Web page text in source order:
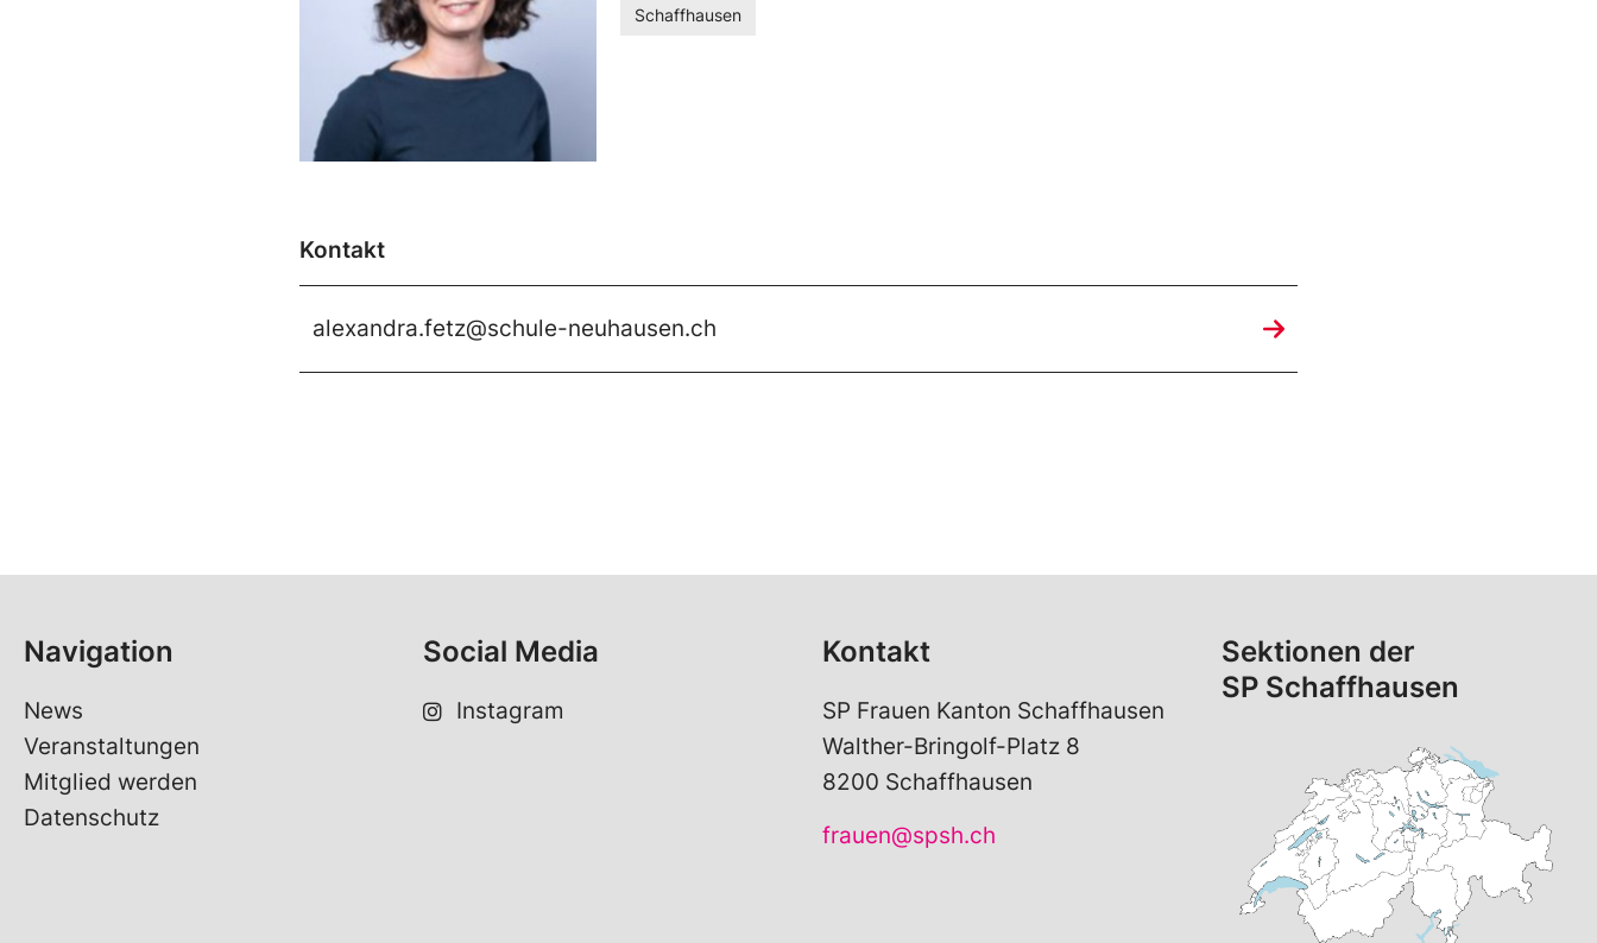
Schaffhausen
Kontakt
alexandra.fetz@schule-neuhausen.ch
Navigation
News
Veranstaltungen
Mitglied werden
Datenschutz
Social Media
Instagram
Kontakt
SP Frauen Kanton Schaffhausen
Walther-Bringolf-Platz 8
8200 Schaffhausen
frauen@spsh.ch
Sektionen der
SP Schaffhausen